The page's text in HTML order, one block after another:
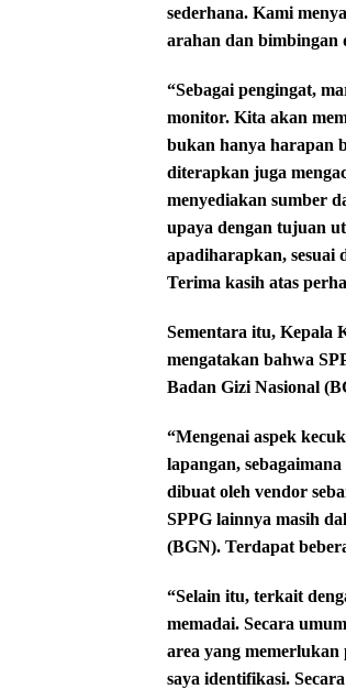
sederhana. Kami
arahan dan bimbingan
“Sebagai pengingat,
monitor. Kita akan
bukan hanya harapan
diterapkan juga
menyediakan sumber
upaya dengan tujuan
apadiharapkan, sesuai
Terima kasih atas
Sementara itu, Kepala
mengatakan bahwa
Badan Gizi Nasional
“Mengenai aspek
lapangan,
dibuat oleh vendor
SPPG lainnya masih
(BGN). Terdapat
“Selain itu, terkait
memadai. Secara
area yang
saya identifikasi.